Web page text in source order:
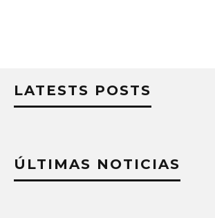
LATESTS POSTS
ÚLTIMAS NOTICIAS